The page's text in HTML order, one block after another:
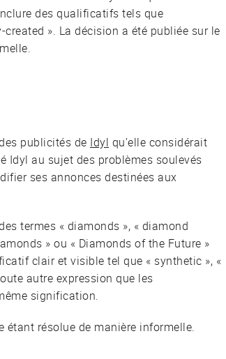
des qualificatifs tels que
». La décision a été publiée sur le
publicités de Idyl qu’elle considérait
Idyl au sujet des problèmes soulevés
ses annonces destinées aux
termes « diamonds », « diamond
» ou « Diamonds of the Future »
clair et visible tel que « synthetic », «
autre expression que les
signification.
étant résolue de manière informelle.